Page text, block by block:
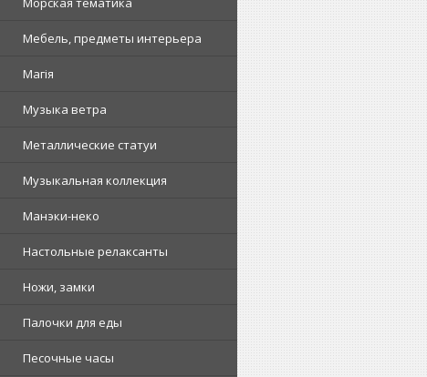
Мебель, предметы интерьера
Магія
Музыка ветра
Металлические статуи
Музыкальная коллекция
Манэки-неко
Настольные релаксанты
Ножи, замки
Палочки для еды
Песочные часы